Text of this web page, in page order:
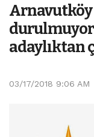
Arnavutköy
adaylıktan
03/17/2018 9:06 AM